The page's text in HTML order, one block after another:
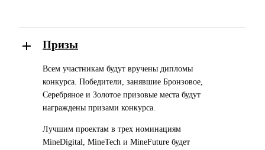
Призы
Всем участникам будут вручены дипломы
конкурса. Победители, занявшие Бронзовое,
Серебряное и Золотое призовые места будут
награждены призами конкурса.
Лучшим проектам в трех номинациям
MineDigital, MineTech и MineFuture будет